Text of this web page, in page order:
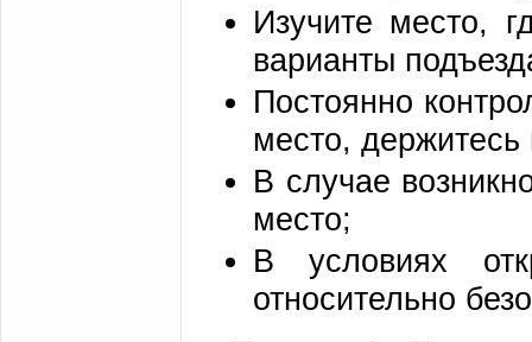
Изучите место,
варианты
Постоянно
место,
В случае
место;
В условиях
относительно